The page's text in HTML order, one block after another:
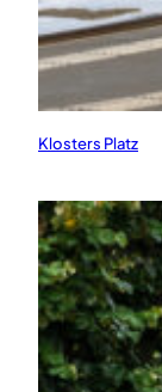
Klosters Platz